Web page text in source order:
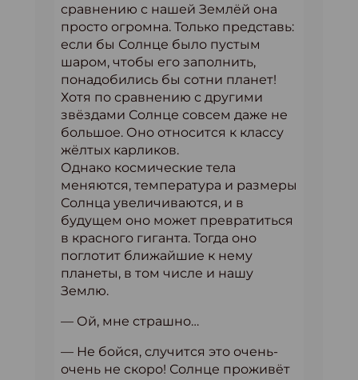
сравнению с нашей Землёй она
просто огромна. Только представь:
если бы Солнце было пустым
шаром, чтобы его заполнить,
понадобились бы сотни планет!
Хотя по сравнению с другими
звёздами Солнце совсем даже не
большое. Оно относится к классу
жёлтых карликов.
Однако космические тела
меняются, температура и размеры
Солнца увеличиваются, и в
будущем оно может превратиться
в красного гиганта. Тогда оно
поглотит ближайшие к нему
планеты, в том числе и нашу
Землю.
— Ой, мне страшно…
— Не бойся, случится это очень-
очень не скоро! Солнце проживёт